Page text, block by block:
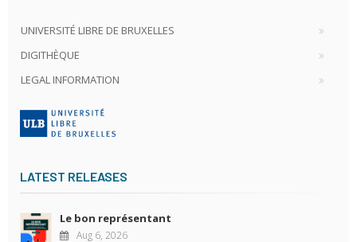
UNIVERSITÉ LIBRE DE BRUXELLES
DIGITHÈQUE
LEGAL INFORMATION
LATEST RELEASES
Le bon représentant
Aug 6, 2026